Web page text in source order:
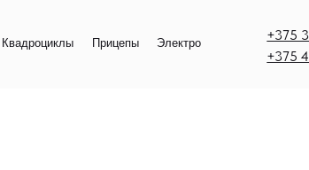
+375 33 302 53 53
+375 44 702 53 53
Электро
Прицепы